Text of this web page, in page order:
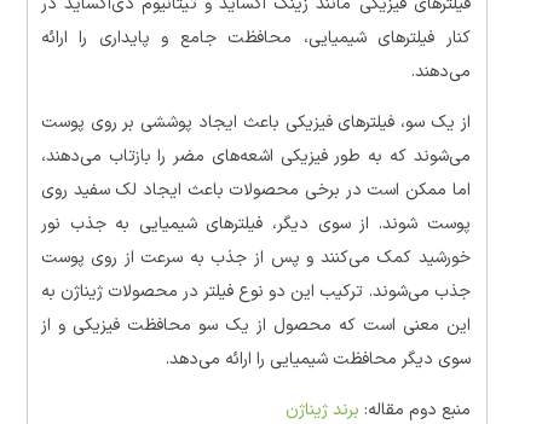
کنار فیلترهای شیمیایی، محافظت جامع و پایداری را ارائه
می‌دهند.
از یک سو، فیلترهای فیزیکی باعث ایجاد پوششی بر روی پوست
می‌شوند که به طور فیزیکی اشعه‌های مضر را بازتاب می‌دهند،
اما ممکن است در برخی محصولات باعث ایجاد لک سفید روی
پوست شوند. از سوی دیگر، فیلترهای شیمیایی به جذب نور
خورشید کمک می‌کنند و پس از جذب به سرعت از روی پوست
جذب می‌شوند. ترکیب این دو نوع فیلتر در محصولات ژیناژن به
این معنی است که محصول از یک سو محافظت فیزیکی و از
سوی دیگر محافظت شیمیایی را ارائه می‌دهد.
منبع دوم مقاله: برند ژیناژن